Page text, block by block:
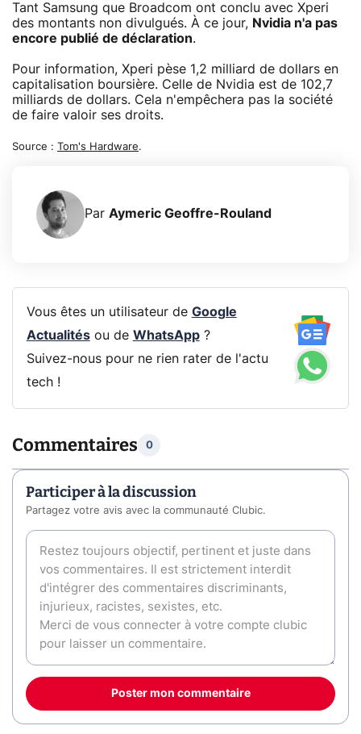
Tant Samsung que Broadcom ont conclu avec Xperi
des montants non divulgués. À ce jour, Nvidia n'a pas
encore publié de déclaration.
Pour information, Xperi pèse 1,2 milliard de dollars en
capitalisation boursière. Celle de Nvidia est de 102,7
milliards de dollars. Cela n'empêchera pas la société
de faire valoir ses droits.
Source : Tom's Hardware.
Par Aymeric Geoffre-Rouland
Vous êtes un utilisateur de Google
Actualitésou de WhatsApp?
Suivez-nous pour ne rien rater de l'actu
tech !
Commentaires 0
Participer à la discussion
Partagez votre avis avec la communauté Clubic.
Poster mon commentaire